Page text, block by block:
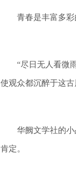
青春是丰富多彩的
“尽日无人看微雨
使观众都沉醉于这古
华阙文学社的小品
肯定。